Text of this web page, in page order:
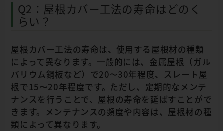
Q2：屋根カバー工法の寿命はどのく
らい？
屋根カバー工法の寿命は、使用する屋根材の種類
によって異なります。一般的には、金属屋根（ガル
バリウム鋼板など）で20〜30年程度、スレート屋
根で15〜20年程度です。ただし、定期的なメンテ
ナンスを行うことで、屋根の寿命を延ばすことがで
きます。メンテナンスの頻度や内容は、屋根材の種
類によって異なります。